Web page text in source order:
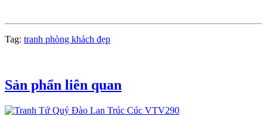
Tag: tranh phòng khách đẹp
Sản phẩn liên quan